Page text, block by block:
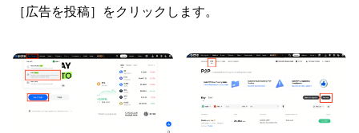
［広告を投稿］をクリックします。